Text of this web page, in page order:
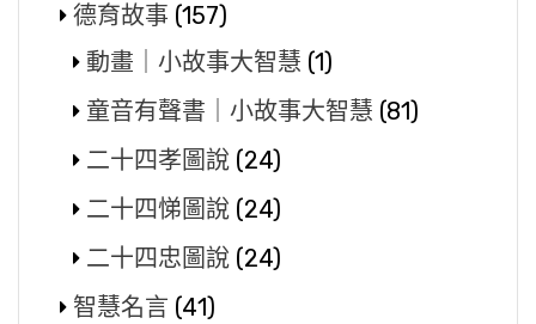
德育故事 (157)
動畫｜小故事大智慧 (1)
童音有聲書｜小故事大智慧 (81)
二十四孝圖說 (24)
二十四悌圖說 (24)
二十四忠圖說 (24)
智慧名言 (41)